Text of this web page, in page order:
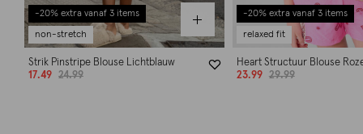
-20% extra vanaf 3 items
non-stretch
Strik Pinstripe Blouse Lichtblauw
17.49
24.99
-20% extra vanaf 3 items
relaxed fit
Heart Structuur Blouse
23.99
29.99